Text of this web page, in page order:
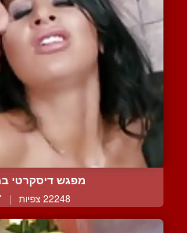
מפגש דיסקרטי
22248 צפיות |